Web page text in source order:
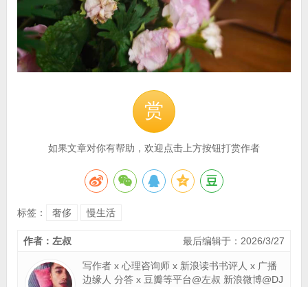
赏
如果文章对你有帮助，欢迎点击上方按钮打赏作者
标签： 奢侈 慢生活
最后编辑于：2026/3/27
作者：左叔
写作者 x 心理咨询师 x 新浪读书书评人 x 广播
边缘人 分答 x 豆瓣等平台@左叔 新浪微博@DJ